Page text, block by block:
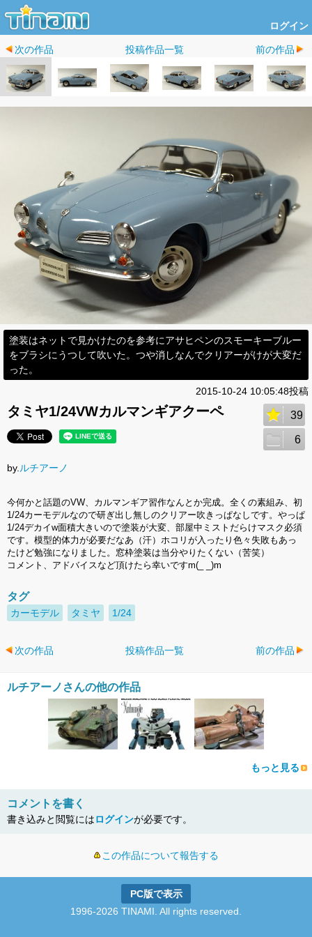
ログイン
次の作品 投稿作品一覧 前の作品
塗装はネットで見かけたのを参考にアサヒペンのスモーキーブルー
をブラシにうつして吹いた。つや消しなんでクリアーがけが大変だ
った。
2015-10-24 10:05:48投稿
タミヤ1/24VWカルマンギアクーペ 39
6
by. ルチアーノ
今何かと話題のVW、カルマンギア習作なんとか完成。全くの素組み、初
1/24カーモデルなので研ぎ出し無しのクリアー吹きっぱなしです。やっぱ
1/24デカイw面積大きいので塗装が大変、部屋中ミストだらけマスク必須
です。模型的体力が必要だなあ（汗）ホコリが入ったり色々失敗もあっ
たけど勉強になりました。窓枠塗装は当分やりたくない（苦笑）
コメント、アドバイスなど頂けたら幸いですm(_ _)m
タグ
カーモデル タミヤ 1/24
次の作品 投稿作品一覧 前の作品
ルチアーノさんの他の作品
もっと見る
コメントを書く
書き込みと閲覧にはログインが必要です。
この作品について報告する
PC版で表示
1996-2026 TINAMI. All rights reserved.